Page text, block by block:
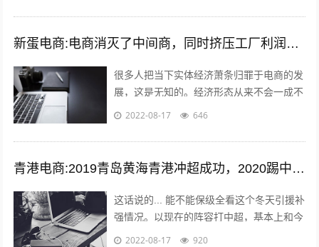
新蛋电商:电商消灭了中间商，同时挤压工厂利润，廉价的商品带来的是大量的失业和低收入人口，怎么办？
很多人把当下实体经济萧条归罪于电商的发
展，这是无知的。经济形态从来不会一成不
变，从男耕女织到蒸汽机，人类经历了上千
2022-08-17 646
青港电商:2019青岛黄海青港冲超成功，2020踢中超青岛会保级吗？
这话说的... 能不能保级全看这个冬天引援补
强情况。以现在的阵容打中超，基本上和今
年人和一个下场。 现在问题是，队内有经
2022-08-17 920